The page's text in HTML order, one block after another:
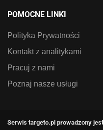
POMOCNE LINKI
Polityka Prywatności
Kontakt z analitykami
Pracuj z nami
Poznaj nasze usługi
Serwis targeto.pl prowadzony